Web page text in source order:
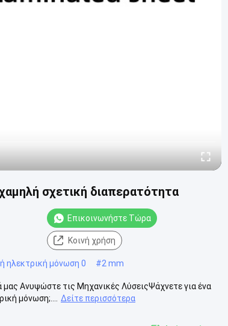
σχετική διαπερατότητα
Επικοινωνήστε Τώρα
Κοινή χρήση
ηλεκτρική μόνωση 0 #2 mm
Ανυψώστε τις Μηχανικές ΛύσειςΨάχνετε για ένα
μόνωση;....
Δείτε περισσότερα